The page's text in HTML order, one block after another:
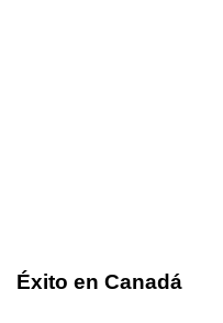
Éxito en Canadá